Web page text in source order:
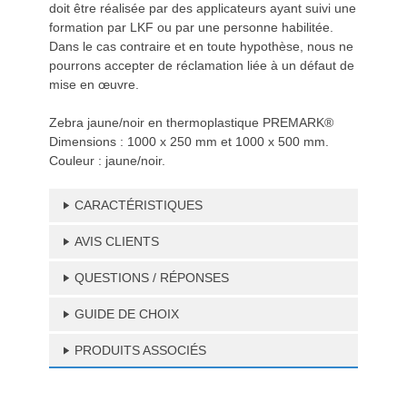
doit être réalisée par des applicateurs ayant suivi une
formation par LKF ou par une personne habilitée.
Dans le cas contraire et en toute hypothèse, nous ne
pourrons accepter de réclamation liée à un défaut de
mise en œuvre.
Zebra jaune/noir en thermoplastique PREMARK®
Dimensions : 1000 x 250 mm et 1000 x 500 mm.
Couleur : jaune/noir.
CARACTÉRISTIQUES
AVIS CLIENTS
QUESTIONS / RÉPONSES
GUIDE DE CHOIX
PRODUITS ASSOCIÉS